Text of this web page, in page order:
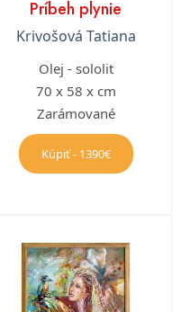
Príbeh plynie
Krivošová Tatiana
Olej - sololit
70 x 58 x cm
Zarámované
Kúpiť - 1390€